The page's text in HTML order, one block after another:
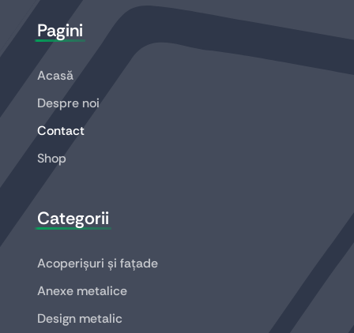
Pagini
Acasă
Despre noi
Contact
Shop
Categorii
Acoperișuri și fațade
Anexe metalice
Design metalic